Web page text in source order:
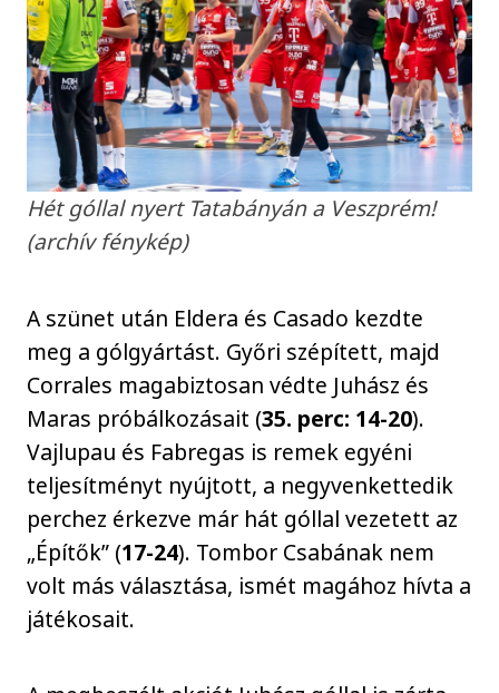
Hét góllal nyert Tatabányán a Veszprém!
(archív fénykép)
A szünet után Eldera és Casado kezdte
meg a gólgyártást. Győri szépített, majd
Corrales magabiztosan védte Juhász és
Maras próbálkozásait (35. perc: 14-20).
Vajlupau és Fabregas is remek egyéni
teljesítményt nyújtott, a negyvenkettedik
perchez érkezve már hát góllal vezetett az
„Építők” (17-24). Tombor Csabának nem
volt más választása, ismét magához hívta a
játékosait.